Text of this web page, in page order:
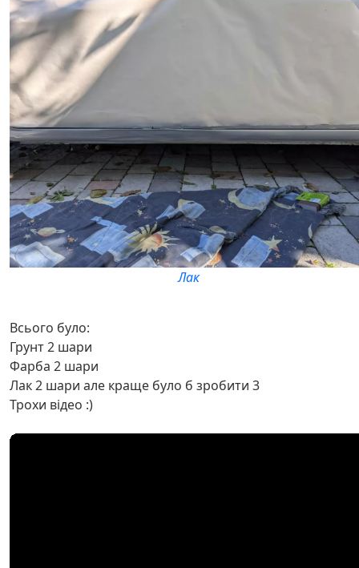
Лак
Всього було:
Грунт 2 шари
Фарба 2 шари
Лак 2 шари але краще було б зробити 3
Трохи відео :)